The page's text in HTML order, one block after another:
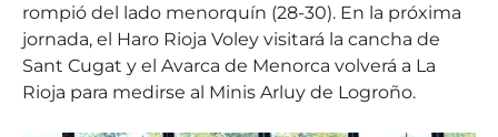
rompió del lado menorquín (28-30). En la próxima
jornada, el Haro Rioja Voley visitará la cancha de
Sant Cugat y el Avarca de Menorca volverá a La
Rioja para medirse al Minis Arluy de Logroño.